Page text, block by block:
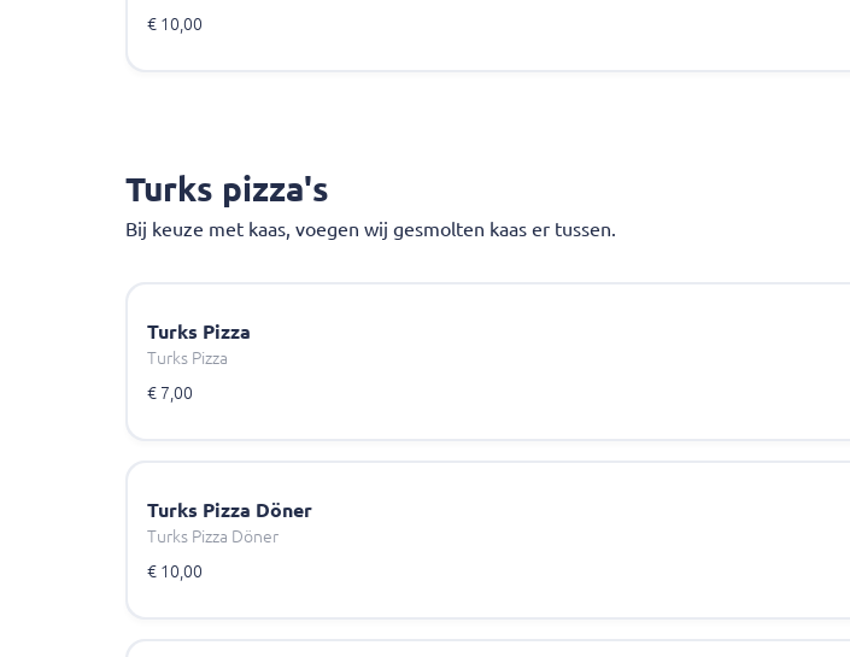
€ 10,00
Turks pizza's
Bij keuze met kaas, voegen wij gesmolten kaas er tussen.
Turks Pizza
Turks Pizza
€ 7,00
Turks Pizza Döner
Turks Pizza Döner
€ 10,00